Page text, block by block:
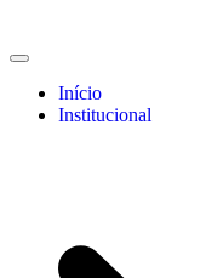
Início
Institucional